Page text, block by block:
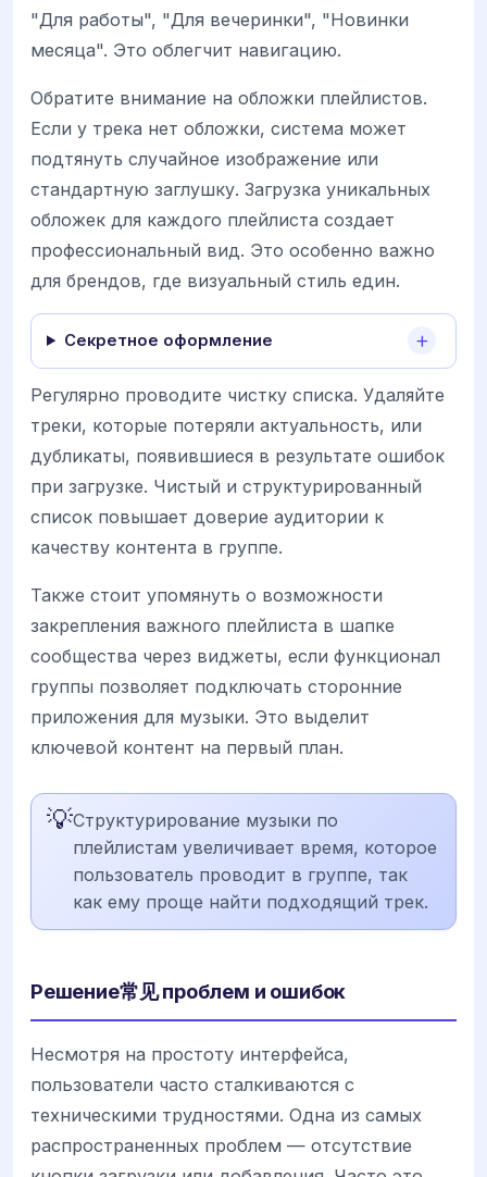
"Для работы", "Для вечеринки", "Новинки
месяца". Это облегчит навигацию.
Обратите внимание на обложки плейлистов.
Если у трека нет обложки, система может
подтянуть случайное изображение или
стандартную заглушку. Загрузка уникальных
обложек для каждого плейлиста создает
профессиональный вид. Это особенно важно
для брендов, где визуальный стиль един.
Секретное оформление
Регулярно проводите чистку списка. Удаляйте
треки, которые потеряли актуальность, или
дубликаты, появившиеся в результате ошибок
при загрузке. Чистый и структурированный
список повышает доверие аудитории к
качеству контента в группе.
Также стоит упомянуть о возможности
закрепления важного плейлиста в шапке
сообщества через виджеты, если функционал
группы позволяет подключать сторонние
приложения для музыки. Это выделит
ключевой контент на первый план.
💡Структурирование музыки по
плейлистам увеличивает время, которое
пользователь проводит в группе, так
как ему проще найти подходящий трек.
Решение常见 проблем и ошибок
Несмотря на простоту интерфейса,
пользователи часто сталкиваются с
техническими трудностями. Одна из самых
распространенных проблем — отсутствие